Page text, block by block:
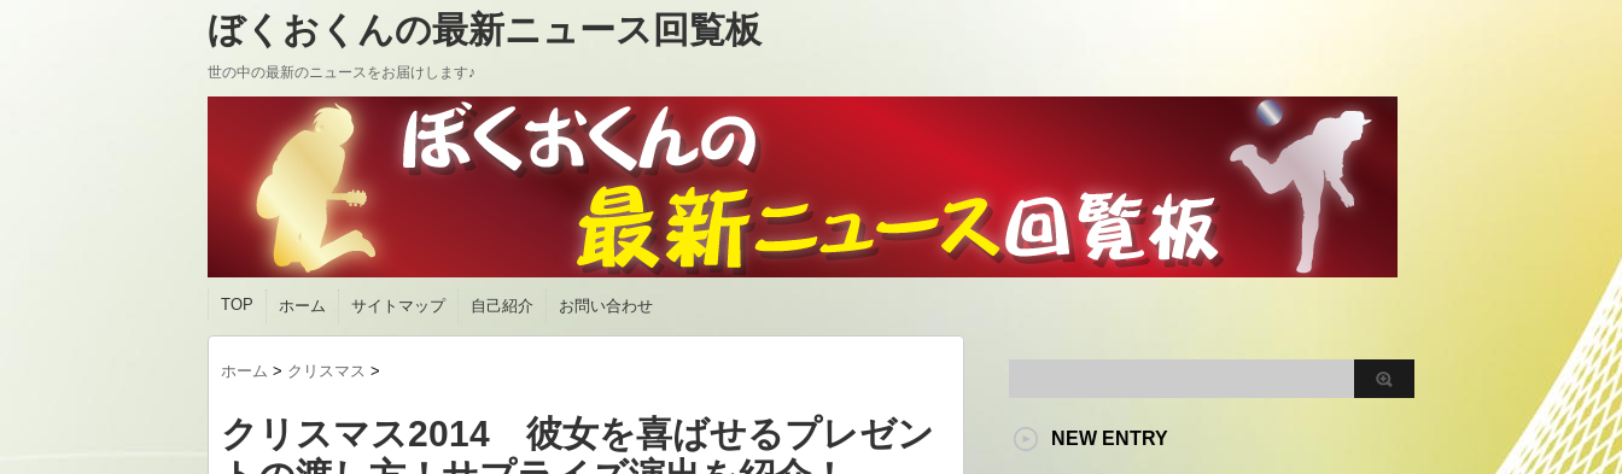
ぼくおくんの最新ニュース回覧板
世の中の最新のニュースをお届けします♪
TOP ホーム サイトマップ 自己紹介 お問い合わせ
ホーム > クリスマス >
クリスマス2014 彼女を喜ばせるプレゼン
NEW ENTRY